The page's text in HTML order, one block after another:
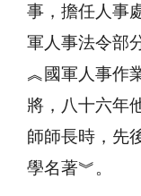
事，擔任人事
軍人事法令部
︽國軍人事作
將，八十六年
師師長時，先
學名著︾。